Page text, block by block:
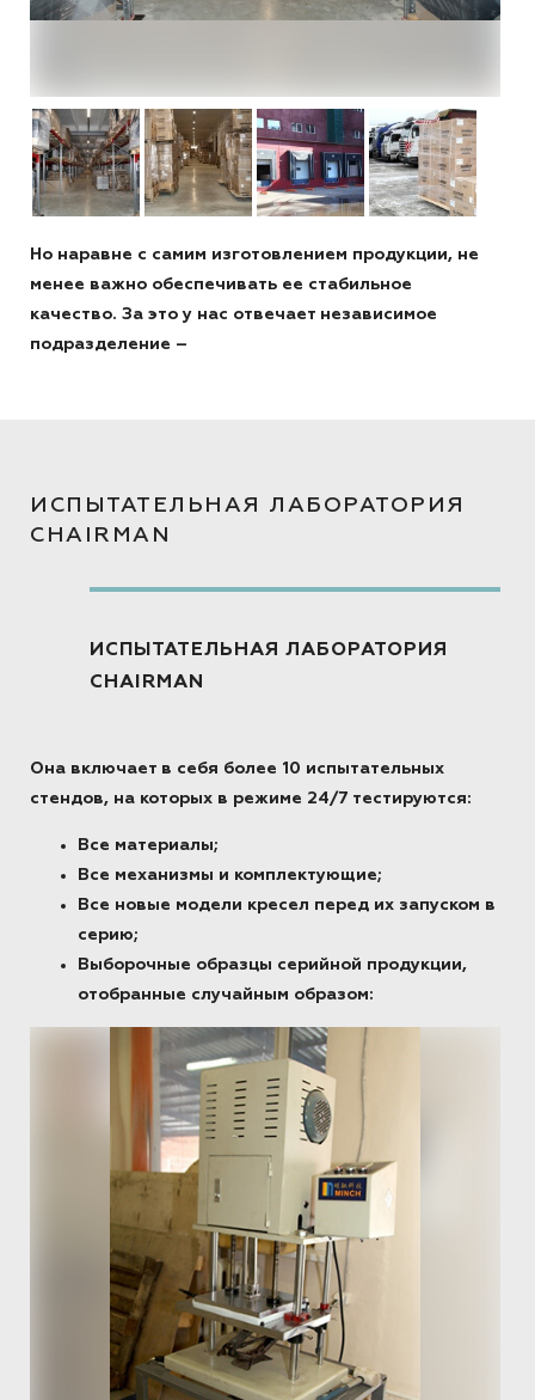
Но наравне с самим изготовлением продукции, не
менее важно обеспечивать ее стабильное
качество. За это у нас отвечает независимое
подразделение –
ИСПЫТАТЕЛЬНАЯ ЛАБОРАТОРИЯ
CHAIRMAN
Она включает в себя более 10 испытательных
стендов, на которых в режиме 24/7 тестируются:
Все материалы;
Все механизмы и комплектующие;
Все новые модели кресел перед их запуском в
серию;
Выборочные образцы серийной продукции,
отобранные случайным образом:
ИСПЫТАТЕЛЬНАЯ ЛАБОРАТОРИЯ
CHAIRMAN